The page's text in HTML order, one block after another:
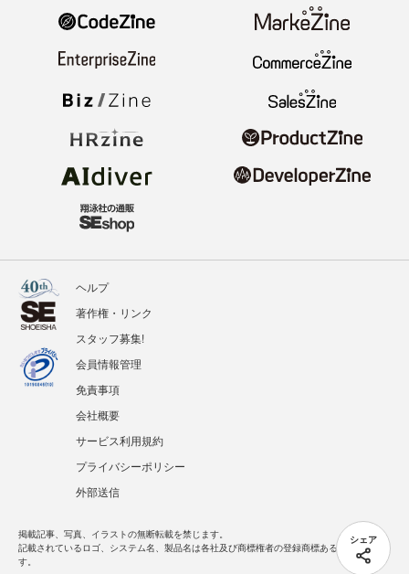
シェア
ヘルプ
著作権・リンク
スタッフ募集!
会員情報管理
免責事項
会社概要
サービス利用規約
プライバシーポリシー
外部送信
掲載記事、写真、イラストの無断転載を禁じます。
記載されているロゴ、システム名、製品名は各社及び商標権者の登録商標あるいは商標で
す。